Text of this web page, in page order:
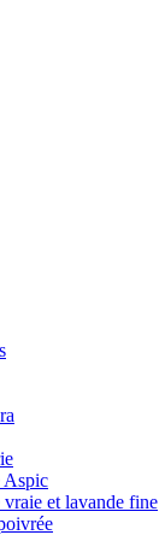
Aspic
et lavande fine